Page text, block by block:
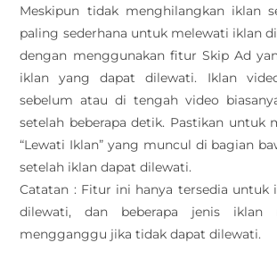
Meskipun tidak menghilangkan iklan
paling sederhana untuk melewati iklan
dengan menggunakan fitur Skip Ad
iklan yang dapat dilewati. Iklan
sebelum atau di tengah video
setelah beberapa detik. Pastikan untuk
“Lewati Iklan” yang muncul di bagian
setelah iklan dapat dilewati.
Catatan : Fitur ini hanya tersedia untuk
dilewati, dan beberapa jenis iklan
mengganggu jika tidak dapat dilewati.